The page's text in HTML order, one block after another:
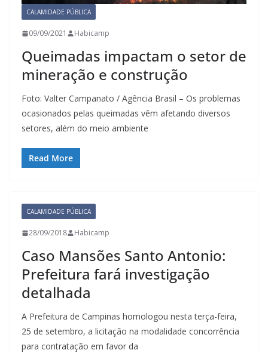
CALAMIDADE PÚBLICA
09/09/2021 Habicamp
Queimadas impactam o setor de
mineração e construção
Foto: Valter Campanato / Agência Brasil – Os problemas
ocasionados pelas queimadas vêm afetando diversos
setores, além do meio ambiente
Read More
CALAMIDADE PÚBLICA
28/09/2018 Habicamp
Caso Mansões Santo Antonio:
Prefeitura fará investigação
detalhada
A Prefeitura de Campinas homologou nesta terça-feira,
25 de setembro, a licitação na modalidade concorrência
para contratação em favor da